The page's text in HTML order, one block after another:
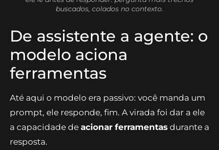
buscados, colados no contexto.
De assistente a agente: o
modelo aciona
ferramentas
Até aqui o modelo era passivo: você manda um
prompt, ele responde, fim. A virada foi dar a ele
a capacidade de acionar ferramentas durante a
resposta.